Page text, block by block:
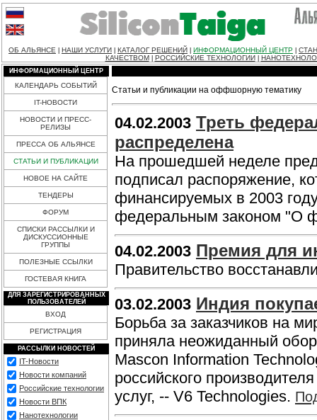
ОБ АЛЬЯНСЕ НАШИ УСЛУГИ КАТАЛОГ РЕШЕНИЙ ИНФОРМАЦИОННЫЙ ЦЕНТР
КАЧЕСТВОМ
РОССИЙСКИЕ ТЕХНОЛОГИИ
ИНФОРМАЦИОННЫЙ ЦЕНТР
КАЛЕНДАРЬ СОБЫТИЙ
IT-НОВОСТИ
НОВОСТИ И ПРЕСС-
РЕЛИЗЫ
ПРЕССА ОБ АЛЬЯНСЕ
СТАТЬИ И ПУБЛИКАЦИИ
НОВОЕ НА САЙТЕ
ТЕНДЕРЫ
ФОРУМ
СПИСКИ РАССЫЛКИ И
ДИСКУССИОННЫЕ
ГРУППЫ
ПОЛЕЗНЫЕ ССЫЛКИ
ГОСТЕВАЯ КНИГА
ДЛЯ ЗАРЕГИСТРИРОВАННЫХ
ПОЛЬЗОВАТЕЛЕЙ
ВХОД
РЕГИСТРАЦИЯ
РАССЫЛКИ НОВОСТЕЙ
IT-Новости
Новости компаний
Российские технологии
Новости ВПК
Нанотехнологии
Статьи и публикации на оффшорную тематику
04.02.2003 Треть
распределена
На прошедшей неделе
подписал распоряжение,
финансируемых в 2003
федеральным законом "О
04.02.2003 Премия для
Правительство
03.02.2003 Индия
Борьба за заказчиков на
приняла неожиданный
Mascon Information
российского
услуг, -- V6 Technologies.